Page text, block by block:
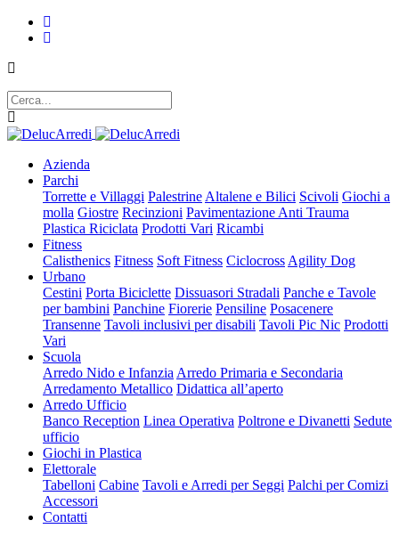
Azienda
Parchi
Torrette e Villaggi Palestrine Altalene e Bilici Scivoli Giochi a
molla Giostre Recinzioni Pavimentazione Anti Trauma
Plastica Riciclata Prodotti Vari Ricambi
Fitness
Calisthenics Fitness Soft Fitness Ciclocross Agility Dog
Urbano
Cestini Porta Biciclette Dissuasori Stradali Panche e Tavole
per bambini Panchine Fiorerie Pensiline Posacenere
Transenne Tavoli inclusivi per disabili Tavoli Pic Nic Prodotti
Vari
Scuola
Arredo Nido e Infanzia Arredo Primaria e Secondaria
Arredamento Metallico Didattica all’aperto
Arredo Ufficio
Banco Reception Linea Operativa Poltrone e Divanetti Sedute
ufficio
Giochi in Plastica
Elettorale
Tabelloni Cabine Tavoli e Arredi per Seggi Palchi per Comizi
Accessori
Contatti